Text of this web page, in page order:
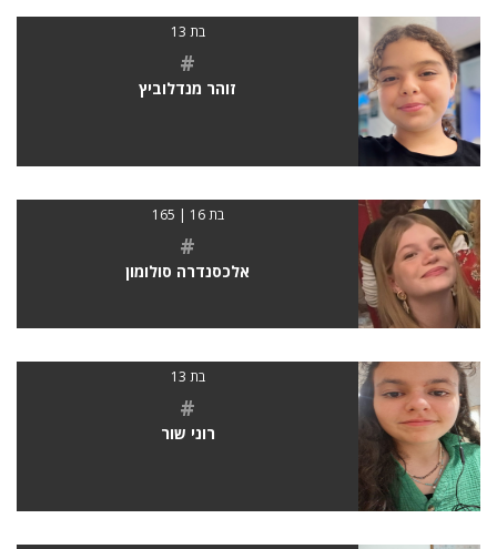
בת 13
#
זוהר מנדלוביץ
בת 16 | 165
#
אלכסנדרה סולומון
בת 13
#
רוני שור